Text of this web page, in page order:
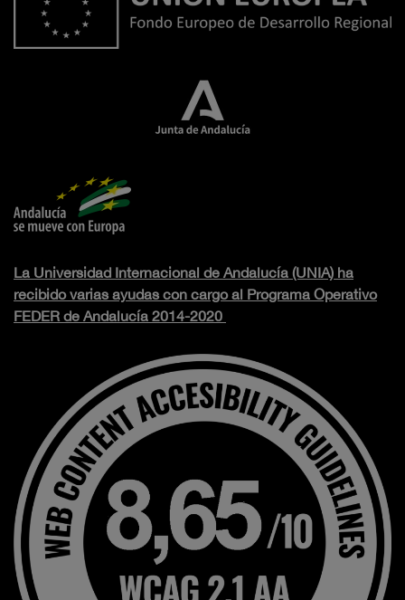
La Universidad Internacional de Andalucía (UNIA) ha
recibido varias ayudas con cargo al Programa Operativo
FEDER de Andalucía 2014-2020